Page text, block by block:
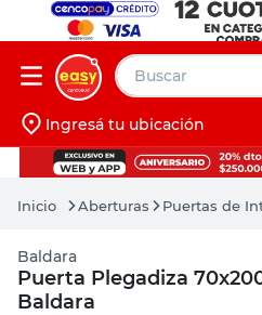
Buscar
Iniciá sesión
Ingresá tu ubicación
Aberturas Puertas de
Baldara
Puerta Plegadiza
Baldara
muebles
pintura
escritorio
puertas
placard